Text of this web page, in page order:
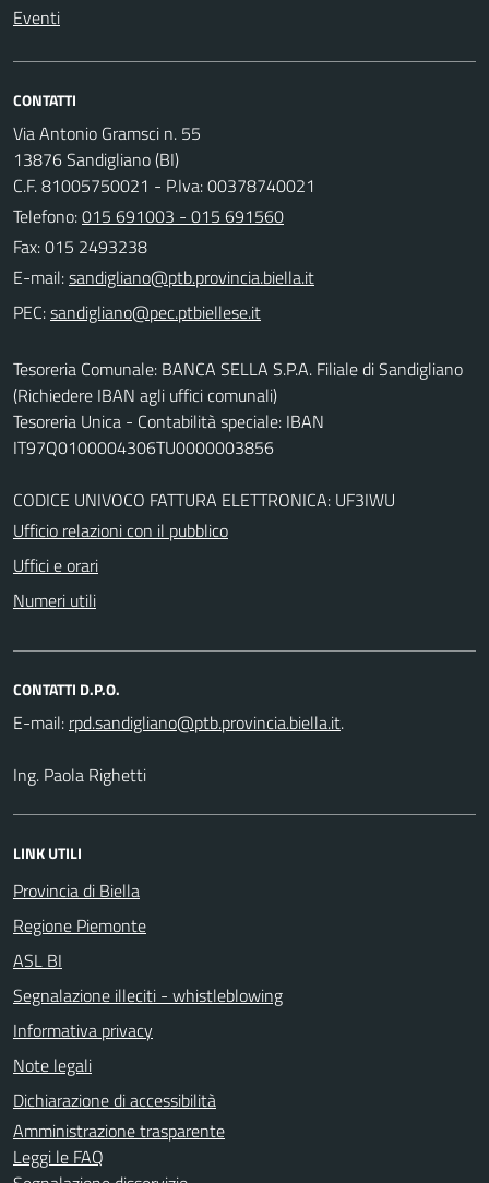
Eventi
CONTATTI
Via Antonio Gramsci n. 55
13876 Sandigliano (BI)
C.F. 81005750021 - P.Iva: 00378740021
Telefono:015 691003 - 015 691560
Fax: 015 2493238
E-mail:
PEC:
Tesoreria Comunale: BANCA SELLA S.P.A. Filiale di Sandigliano
(Richiedere IBAN agli uffici comunali)
Tesoreria Unica - Contabilità speciale: IBAN
IT97Q0100004306TU0000003856
CODICE UNIVOCO FATTURA ELETTRONICA: UF3IWU
Ufficio relazioni con il pubblico
Uffici e orari
Numeri utili
CONTATTI D.P.O.
E-mail:
.
Ing. Paola Righetti
LINK UTILI
Provincia di Biella
Regione Piemonte
ASL BI
Segnalazione illeciti - whistleblowing
Informativa privacy
Note legali
Dichiarazione di accessibilità
Amministrazione trasparente
Leggi le FAQ